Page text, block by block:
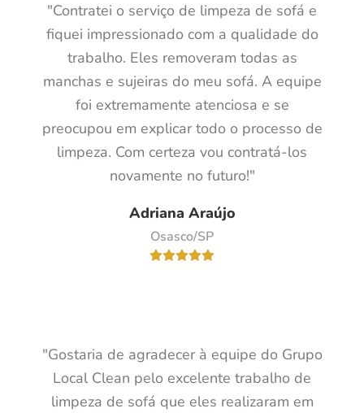
"Contratei o serviço de limpeza de sofá e
fiquei impressionado com a qualidade do
trabalho. Eles removeram todas as
manchas e sujeiras do meu sofá. A equipe
foi extremamente atenciosa e se
preocupou em explicar todo o processo de
limpeza. Com certeza vou contratá-los
novamente no futuro!"
Adriana Araújo
Osasco/SP
"Gostaria de agradecer à equipe do Grupo
Local Clean pelo excelente trabalho de
limpeza de sofá que eles realizaram em